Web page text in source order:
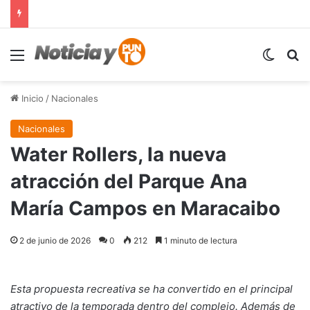
Menú
Inicio / Nacionales
Nacionales
Water Rollers, la nueva
atracción del Parque Ana
María Campos en Maracaibo
2 de junio de 2026 0 212 1 minuto de lectura
Esta propuesta recreativa se ha convertido en el principal
atractivo de la temporada dentro del complejo. Además de